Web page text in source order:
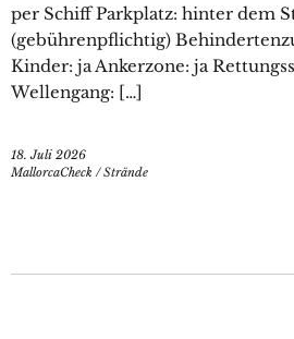
per Schiff Parkplatz: hinter dem
(gebührenpflichtig)
Kinder: ja Ankerzone: ja
Wellengang: […]
18. Juli 2026
MallorcaCheck /Strände